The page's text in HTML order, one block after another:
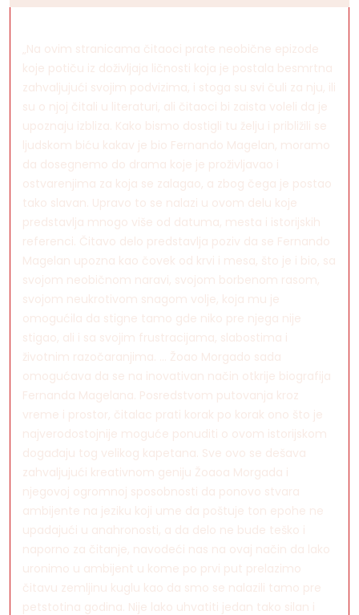
„Na ovim stranicama čitaoci prate neobične epizode
koje potiču iz doživljaja ličnosti koja je postala besmrtna
zahvaljujući svojim podvizima, i stoga su svi čuli za nju, ili
su o njoj čitali u literaturi, ali čitaoci bi zaista voleli da je
upoznaju izbliza. Kako bismo dostigli tu želju i približili se
ljudskom biću kakav je bio Fernando Magelan, moramo
da dosegnemo do drama koje je proživljavao i
ostvarenjima za koja se zalagao, a zbog čega je postao
tako slavan. Upravo to se nalazi u ovom delu koje
predstavlja mnogo više od datuma, mesta i istorijskih
referenci. Čitavo delo predstavlja poziv da se Fernando
Magelan upozna kao čovek od krvi i mesa, što je i bio, sa
svojom neobičnom naravi, svojom borbenom rasom,
svojom neukrotivom snagom volje, koja mu je
omogućila da stigne tamo gde niko pre njega nije
stigao, ali i sa svojim frustracijama, slabostima i
životnim razočaranjima. … Žoao Morgado sada
omogućava da se na inovativan način otkrije biografija
Fernanda Magelana. Posredstvom putovanja kroz
vreme i prostor, čitalac prati korak po korak ono što je
najverodostojnije moguće ponuditi o ovom istorijskom
događaju tog velikog kapetana. Sve ovo se dešava
zahvaljujući kreativnom geniju Žoaoa Morgada i
njegovoj ogromnoj sposobnosti da ponovo stvara
ambijente na jeziku koji ume da poštuje ton epohe ne
upadajući u anahronosti, a da delo ne bude teško i
naporno za čitanje, navodeći nas na ovaj način da lako
uronimo u ambijent u kome po prvi put prelazimo
čitavu zemljinu kuglu kao da smo se nalazili tamo pre
petstotina godina. Nije lako uhvatiti jedan tako silan i